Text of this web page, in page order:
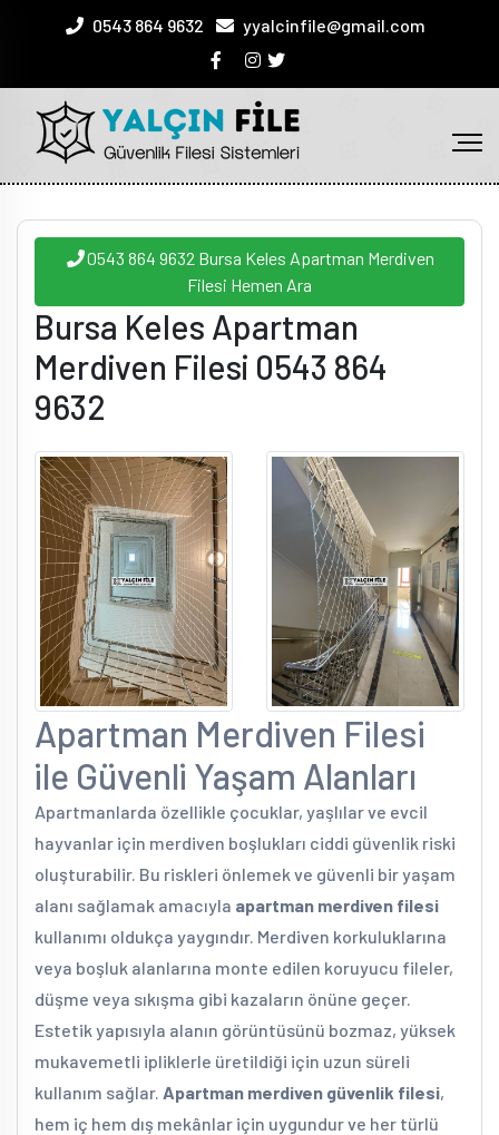
0543 864 9632 yyalcinfile@gmail.com
0543 864 9632 Bursa Keles Apartman Merdiven
Filesi Hemen Ara
Bursa Keles Apartman
Merdiven Filesi 0543 864
9632
Apartman Merdiven Filesi
ile Güvenli Yaşam Alanları
Apartmanlarda özellikle çocuklar, yaşlılar ve evcil
hayvanlar için merdiven boşlukları ciddi güvenlik riski
oluşturabilir. Bu riskleri önlemek ve güvenli bir yaşam
alanı sağlamak amacıyla apartman merdiven filesi
kullanımı oldukça yaygındır. Merdiven korkuluklarına
veya boşluk alanlarına monte edilen koruyucu fileler,
düşme veya sıkışma gibi kazaların önüne geçer.
Estetik yapısıyla alanın görüntüsünü bozmaz, yüksek
mukavemetli ipliklerle üretildiği için uzun süreli
kullanım sağlar. Apartman merdiven güvenlik filesi,
hem iç hem dış mekânlar için uygundur ve her türlü